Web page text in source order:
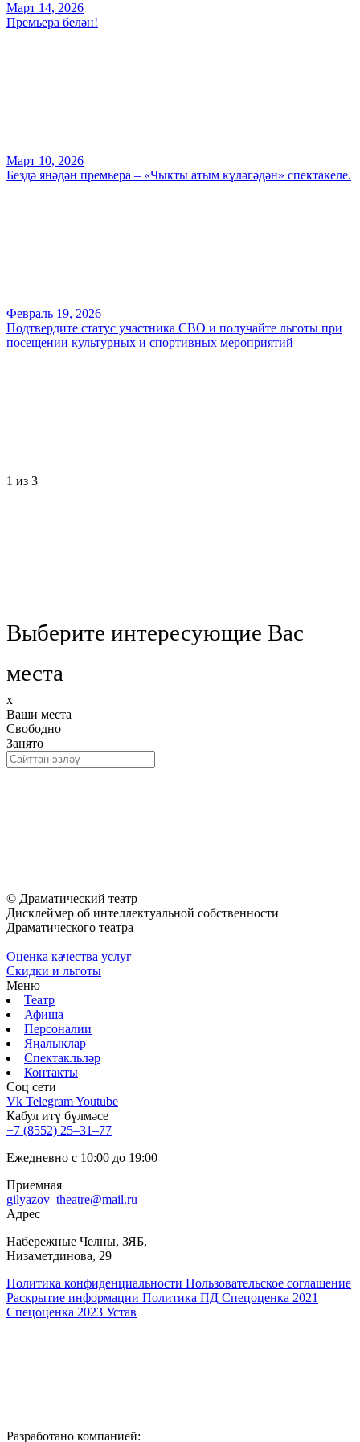
Март 14, 2026
Премьера белән!
Март 10, 2026
Бездә янәдән премьера – «Чыкты атым күләгәдән» спектакеле.
Февраль 19, 2026
Подтвердите статус участника СВО и получайте льготы при
посещении культурных и спортивных мероприятий
1 из 3
Выберите интересующие Вас
места
x
Ваши места
Свободно
Занято
© Драматический театр
Дисклеймер об интеллектуальной собственности
Драматического театра
Оценка качества услуг
Скидки и льготы
Меню
Театр
Афиша
Персоналии
Яңалыклар
Спектакльләр
Контакты
Соц cети
Vk TelegramYoutube
Кабул итү бүлмәсе
+7 (8552) 25‒31‒77
Ежедневно с 10:00 до 19:00
Приемная
gilyazov_theatre@mail.ru
Адрес
​Набережные Челны, ЗЯБ,
Низаметдинова, 29
Политика конфиденциальности Пользовательское соглашение
Раскрытие информации Политика ПД Спецоценка 2021
Спецоценка 2023 Устав
Разработано компанией: